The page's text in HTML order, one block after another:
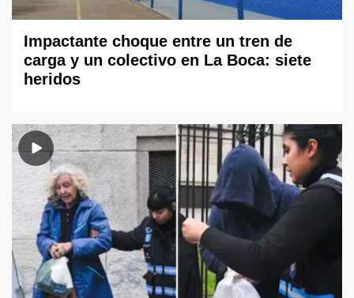
Impactante choque entre un tren de
carga y un colectivo en La Boca: siete
heridos